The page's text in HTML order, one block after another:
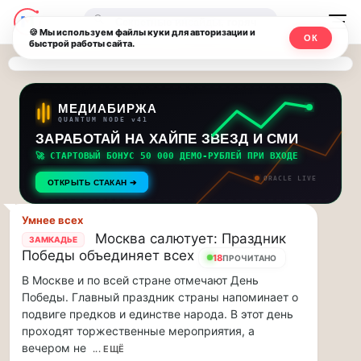
Последние
новости
и
обновления
потока:
Друзья,
приглашаем
на
музыкальную
прогулку
по
Москве
Друзья,
приглашаем
на
музыкальную
Москвичи.net
—
Главный
столичный
чат-
мессенджер,
новости
и
инсайды
Москвы
🔍
МЕДИАБИРЖА
QUANTUM NODE v41
ЗАРАБОТАЙ НА ХАЙПЕ ЗВЕЗД И СМИ
🚀 СТАРТОВЫЙ БОНУС 50 000 ДЕМО-РУБЛЕЙ ПРИ ВХОДЕ
ОТКРЫТЬ СТАКАН ➔ ORACLE LIVE
Умнее всех
ЗАМКАДЬЕ
Москва салютует: Праздник
Победы объединяет всех
18ПРОЧИТАНО
В Москве и по всей стране отмечают День
Победы. Главный праздник страны напоминает о
подвиге предков и единстве народа. В этот день
проходят торжественные мероприятия, а
вечером не ... ЕЩЁ
🍪 Мы используем файлы куки для авторизации и
быстрой работы сайта.
ОК